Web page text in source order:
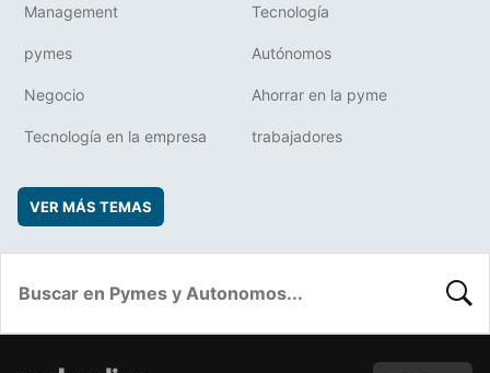
Management Tecnología
pymes Autónomos
Negocio Ahorrar en la pyme
Tecnología en la empresa trabajadores
VER MÁS TEMAS